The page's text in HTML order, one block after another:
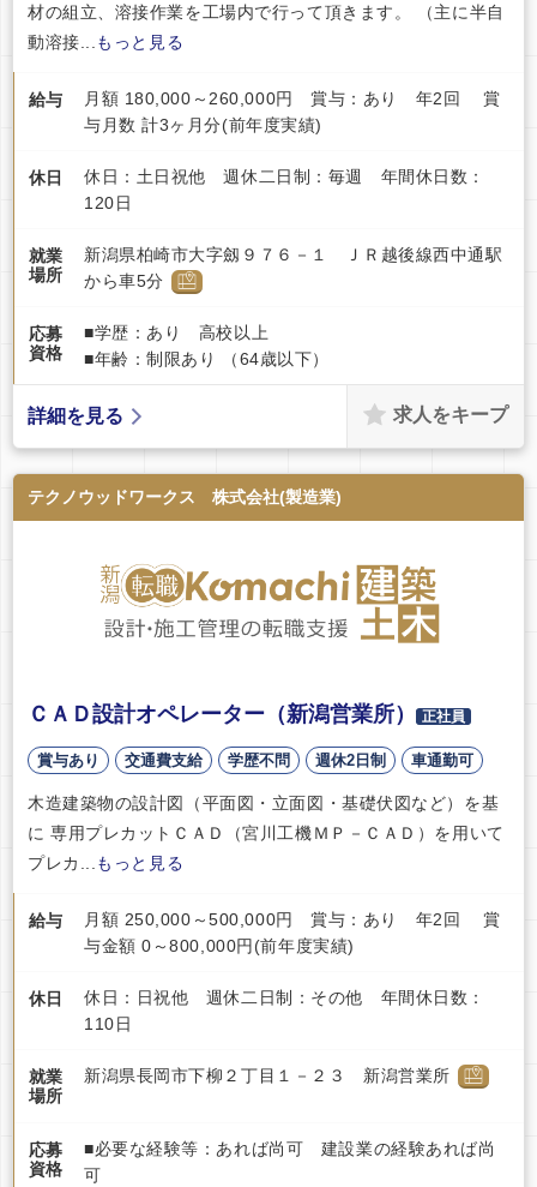
材の組立、溶接作業を工場内で行って頂きます。 （主に半自
動溶接...
もっと見る
給与
月額 180,000～260,000円 賞与：あり 年2回 賞
与月数 計3ヶ月分(前年度実績)
休日
休日：土日祝他 週休二日制：毎週 年間休日数：
120日
就業
場所
新潟県柏崎市大字劔９７６－１ ＪＲ越後線西中通駅
から車5分
応募
資格
■学歴：あり 高校以上
■年齢：制限あり （64歳以下）
詳細を見る 求人をキープ
テクノウッドワークス 株式会社(製造業)
ＣＡＤ設計オペレーター（新潟営業所） 正社員
賞与あり 交通費支給 学歴不問 週休2日制 車通勤可
木造建築物の設計図（平面図・立面図・基礎伏図など）を基
に 専用プレカットＣＡＤ（宮川工機ＭＰ－ＣＡＤ）を用いて
プレカ...
もっと見る
給与
月額 250,000～500,000円 賞与：あり 年2回 賞
与金額 0～800,000円(前年度実績)
休日
休日：日祝他 週休二日制：その他 年間休日数：
110日
就業
場所
新潟県長岡市下柳２丁目１－２３ 新潟営業所
応募
資格
■必要な経験等：あれば尚可 建設業の経験あれば尚
可